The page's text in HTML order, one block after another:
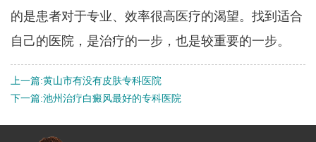
的是患者对于专业、效率很高医疗的渴望。找到适合
自己的医院，是治疗的一步，也是较重要的一步。
上一篇:黄山市有没有皮肤专科医院
下一篇:池州治疗白癜风最好的专科医院